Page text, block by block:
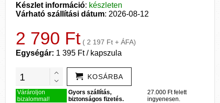
Készlet információ: készleten
Várható szállítási dátum: 2026-08-12
2 790 Ft ( 2 197 Ft + ÁFA)
Egységár: 1 395 Ft / kapszula
KOSÁRBA
Várároljon
bizalommal!
Gyors szállítás,
biztonságos fizetés.
27.000 Ft felett
ingyenesen.